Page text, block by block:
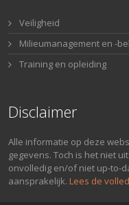
Veiligheid
Milieumanagement en -
Training en opleiding
Disclaimer
Alle informatie op deze
gegevens. Toch is het niet
onvolledig en/of niet up-to-
aansprakelijk. Lees de